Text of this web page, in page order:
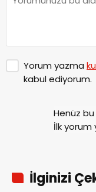
Yorum yazma
kabul ediyorum.
Henüz
İlk yorum
İlginizi